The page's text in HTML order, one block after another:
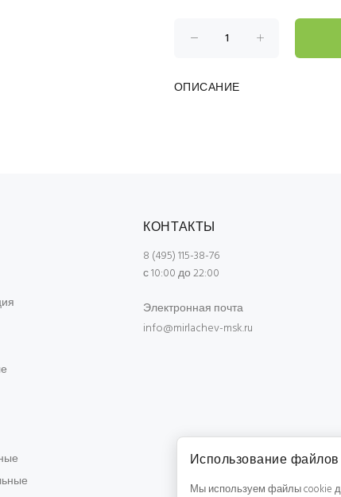
ОПИСАНИЕ
КОНТАКТЫ
8 (495) 115-38-76
с 10:00 до 22:00
Электронная почта
info@mirlachev-msk.ru
Использование
Мы используем файлы cookie